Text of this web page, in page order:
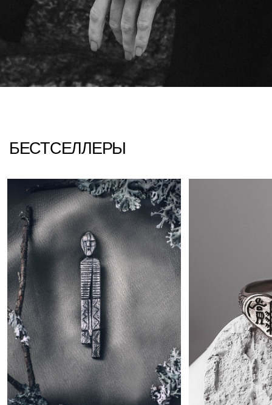
БЕСТСЕЛЛЕРЫ
Кольцо мира
8700 ₽
Брошь «Шигир»
8800 ₽